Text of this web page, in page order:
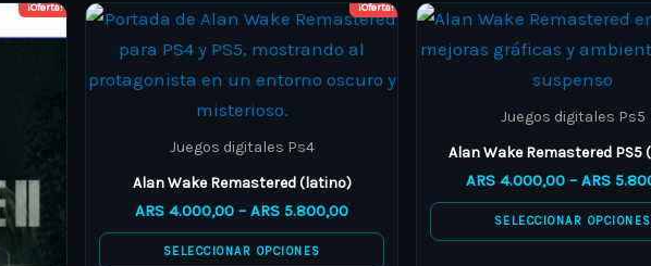
¡Oferta!
Price
range:
ARS 18.000,00
ARS 19.000,00
¡Oferta!
Juegos digitales Ps4
Alan Wake Remastered (latino)
ARS 4.000,00 – ARS 5.800,00
Price
ARS 4.000,00
through
ARS 5.800,00
SELECCIONAR OPCIONES
This
product
has
multiple
variants.
options
may
be
Juegos digitales Ps5
Alan Wake Remastered PS5
ARS 4.000,00 – ARS
SELECCIONAR OPCIONES
This
product
has
multiple
The
options
may